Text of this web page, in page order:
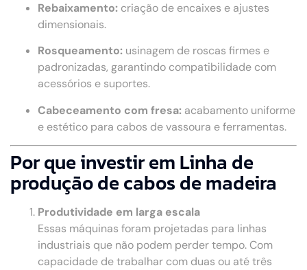
Rebaixamento: criação de encaixes e ajustes
dimensionais.
Rosqueamento: usinagem de roscas firmes e
padronizadas, garantindo compatibilidade com
acessórios e suportes.
Cabeceamento com fresa: acabamento uniforme
e estético para cabos de vassoura e ferramentas.
Por que investir em Linha de
produção de cabos de madeira
Produtividade em larga escala
Essas máquinas foram projetadas para linhas
industriais que não podem perder tempo. Com
capacidade de trabalhar com duas ou até três